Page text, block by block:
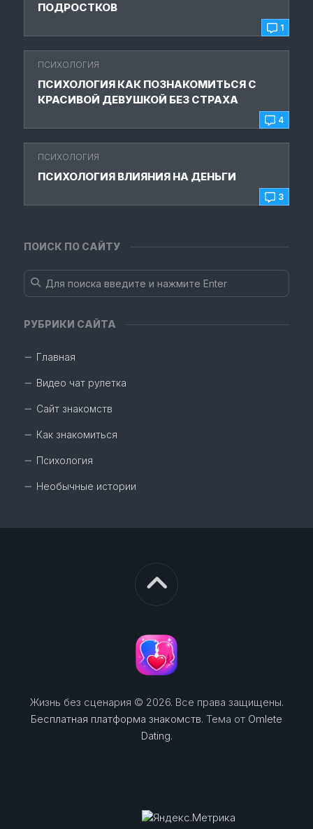
1
ПОДРОСТКОВ
4
ПСИХОЛОГИЯ
ПСИХОЛОГИЯ КАК ПОЗНАКОМИТЬСЯ С
КРАСИВОЙ ДЕВУШКОЙ БЕЗ СТРАХА
3
ПСИХОЛОГИЯ
ПСИХОЛОГИЯ ВЛИЯНИЯ НА ДЕНЬГИ
ПОИСК ПО САЙТУ
РУБРИКИ САЙТА
Главная
Видео чат рулетка
Сайт знакомств
Как знакомиться
Психология
Необычные истории
Жизнь без сценария © 2026. Все права защищены.
Бесплатная платформа знакомств. Тема от Omlete
Dating.